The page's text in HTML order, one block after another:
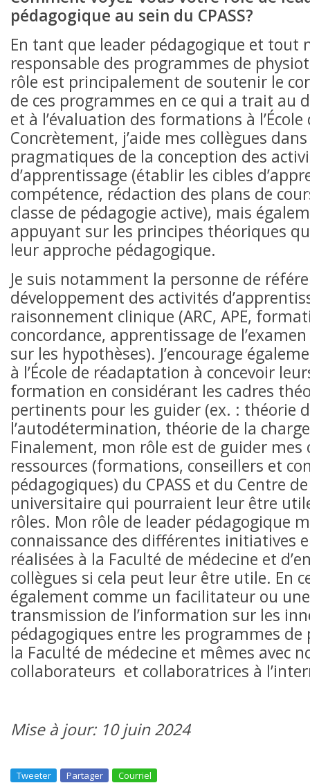
pédagogique au sein du CPASS?
En tant que leader pédagogique et tout
responsable des programmes de
rôle est principalement de soutenir le
de ces programmes en ce qui a trait au
et à l’évaluation des formations à
Concrètement, j’aide mes collègues
pragmatiques de la conception des
d’apprentissage (établir les cibles
compétence, rédaction des plans de
classe de pédagogie active), mais
appuyant sur les principes théoriques
leur approche pédagogique.
Je suis notamment la personne de
développement des activités
raisonnement clinique (ARC, APE,
concordance, apprentissage de
sur les hypothèses). J’encourage
à l’École de réadaptation à concevoir
formation en considérant les cadres
pertinents pour les guider (ex. : théorie
l’autodétermination, théorie de la
Finalement, mon rôle est de guider mes
ressources (formations, conseillers et
pédagogiques) du CPASS et du Centre
universitaire qui pourraient leur être
rôles. Mon rôle de leader pédagogique
connaissance des différentes initiatives
réalisées à la Faculté de médecine et
collègues si cela peut leur être utile. En
également comme un facilitateur ou
transmission de l’information sur les
pédagogiques entre les programmes
la Faculté de médecine et mêmes avec
collaborateurs et collaboratrices à
Mise à jour: 10 juin 2024
Tweeter Partager Courriel